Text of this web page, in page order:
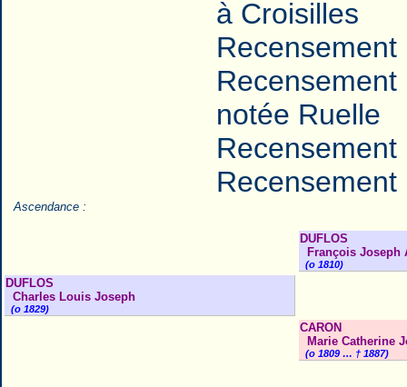
à Croisilles
notée Ruelle
DUFLOS
Charles Louis Joseph
(o 1829)
DUFLOS
François Joseph
(o 1810)
CARON
Marie Catherine
(o 1809 … † 1887)
Ascendance :